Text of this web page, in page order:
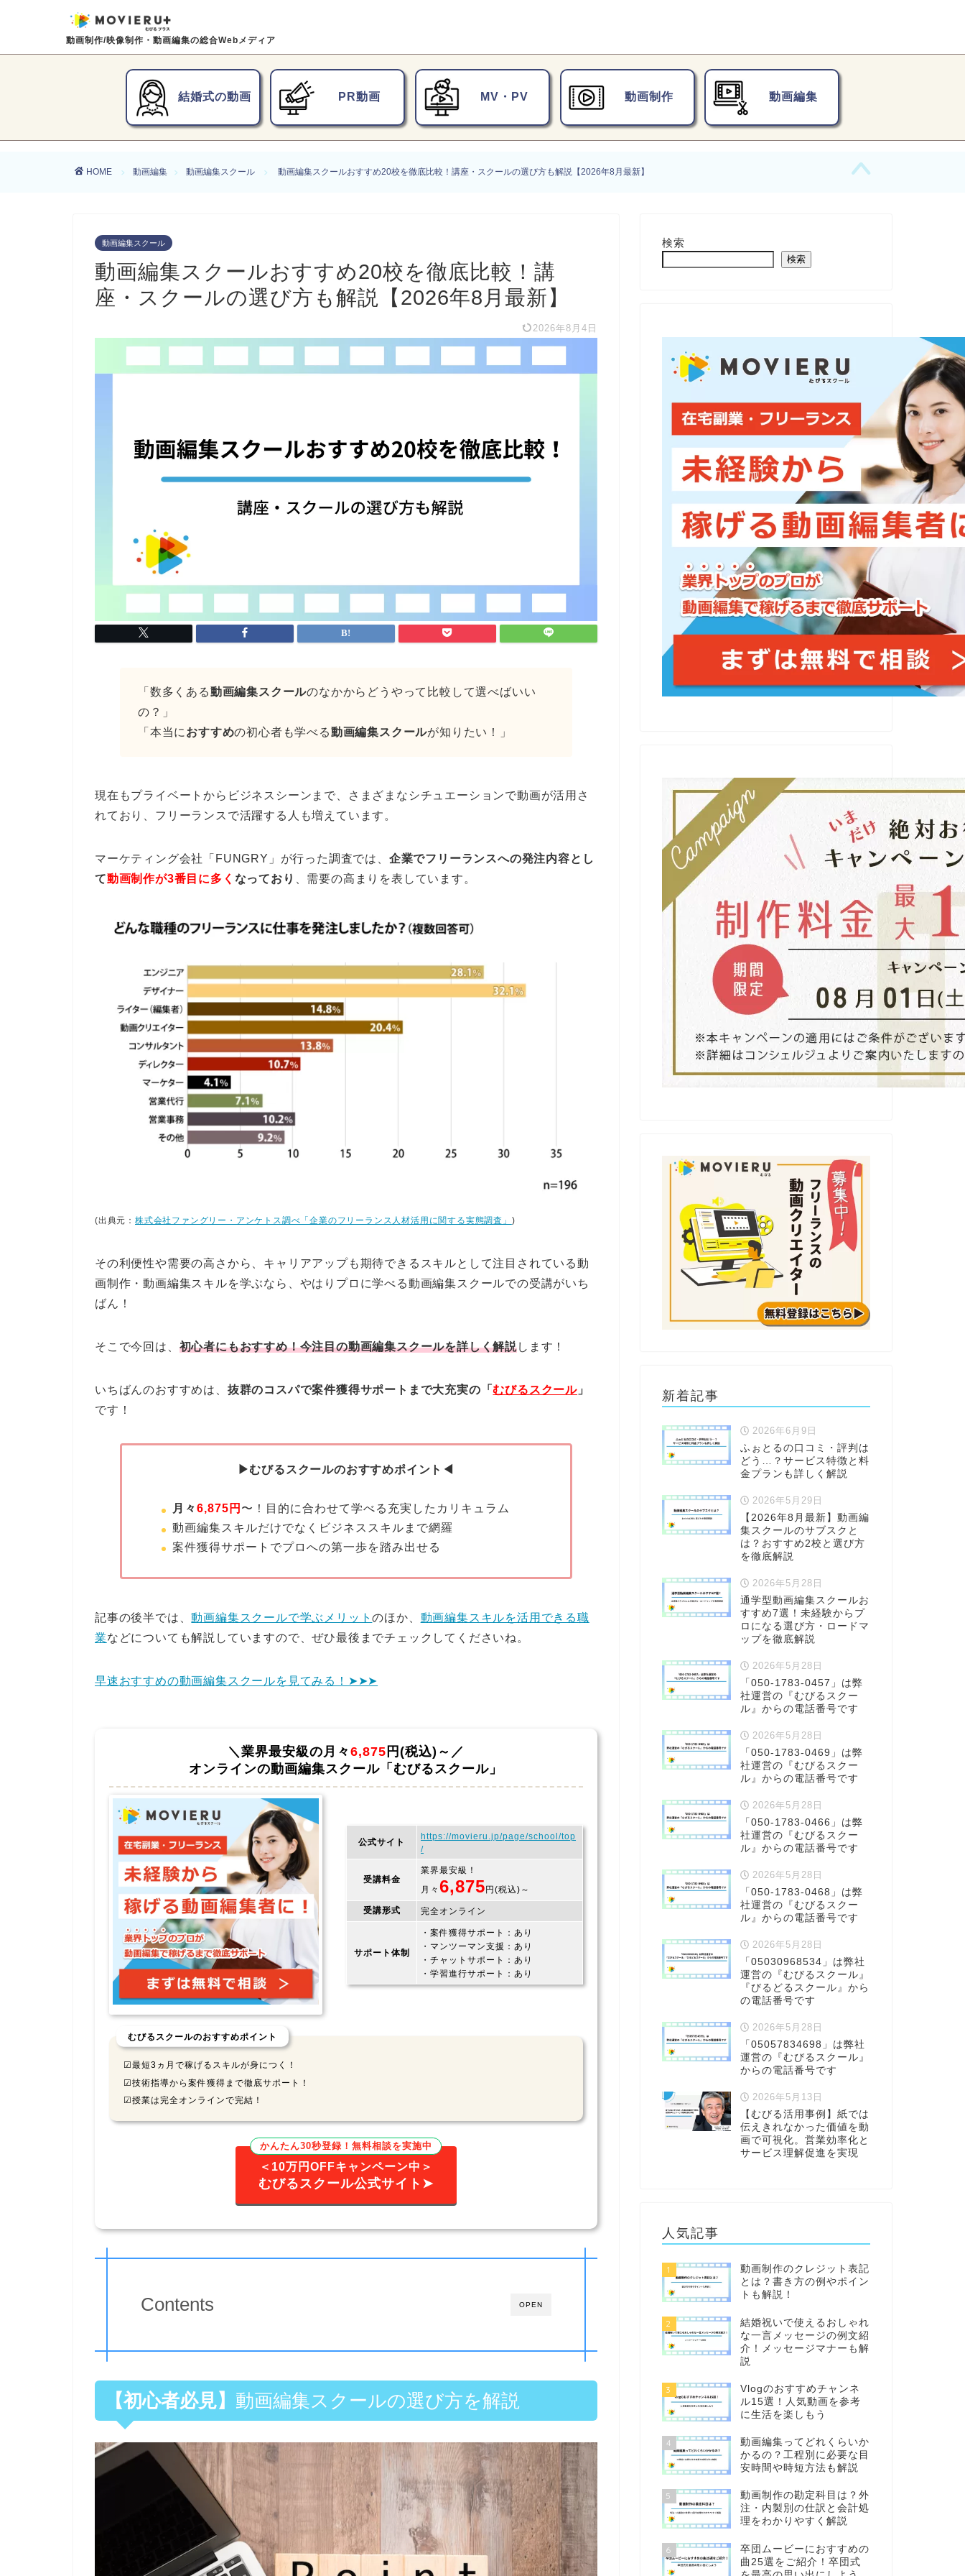
動画制作/映像制作・動画編集の総合Webメディア
結婚式の動画 PR動画 MV・PV 動画制作 動画編集
HOME 動画編集 動画編集スクール 動画編集スクールおすすめ20校を徹底比較！講座・スクールの選び方も解説【2026年8月最新】
動画編集スクール
動画編集スクールおすすめ20校を徹底比較！講
座・スクールの選び方も解説【2026年8月最新】
2026年8月4日
「数多くある動画編集スクールのなかからどうやって比較して選べばいい
の？」
「本当に おすすめの初心者も学べる動画編集スクールが知りたい！」
現在もプライベートからビジネスシーンまで、さまざまなシチュエーションで動画が活用さ
れており、フリーランスで活躍する人も増えています。
マーケティング会社「FUNGRY」が行った調査では、 企業でフリーランスへの発注内容とし
て動画制作が3番目に多く なっており 、需要の高まりを表しています。
(出典元： 株式会社ファングリー・アンケトス調べ「企業のフリーランス人材活用に関する実態調査」 )
その利便性や需要の高さから、キャリアアップも期待できるスキルとして注目されている動
画制作・動画編集スキルを学ぶなら、やはりプロに学べる動画編集スクールでの受講がいち
ばん！
そこで今回は、 初心者にもおすすめ！今注目の動画編集スクールを詳しく解説します！
いちばんのおすすめは、 抜群のコスパで案件獲得サポートまで大充実の「むびるスクール 」
です！
▶むびるスクールのおすすめポイント◀
月々6,875円 〜！目的に合わせて学べる充実したカリキュラム
動画編集スキルだけでなくビジネススキルまで網羅
案件獲得サポートでプロへの第一歩を踏み出せる
記事の後半では、動画編集スクールで学ぶメリットのほか、 動画編集スキルを活用できる職
業などについても解説していますので、ぜひ最後までチェックしてくださいね。
早速おすすめの動画編集スクールを見てみる！➤➤➤
＼業界最安級の月々 6,875 円(税込)～／
オンラインの動画編集スクール「むびるスクール」
公式サイト
https://movieru.jp/page/school/top
/
受講料金
業界最安級！
月々6,875円(税込)～
受講形式 完全オンライン
サポート体制
・案件獲得サポート：あり
・マンツーマン支援：あり
・チャットサポート：あり
・学習進行サポート：あり
むびるスクールのおすすめポイント
☑最短3ヵ月で稼げるスキルが身につく！
☑技術指導から案件獲得まで徹底サポート！
☑授業は完全オンラインで完結！
かんたん30秒登録！無料相談を実施中
＜10万円OFFキャンペーン中＞
むびるスクール公式サイト➤
OPEN
Contents
【初心者必見】 動画編集スクールの選び方を解説
検索
検索
新着記事
2026年6月9日
ふぉとるの口コミ・評判は
どう…？サービス特徴と料
金プランも詳しく解説
2026年5月29日
【2026年8月最新】動画編
集スクールのサブスクと
は？おすすめ2校と選び方
を徹底解説
2026年5月28日
通学型動画編集スクールお
すすめ7選！未経験からプ
ロになる選び方・ロードマ
ップを徹底解説
2026年5月28日
「050-1783-0457」は弊
社運営の『むびるスクー
ル』からの電話番号です
2026年5月28日
「050-1783-0469」は弊
社運営の『むびるスクー
ル』からの電話番号です
2026年5月28日
「050-1783-0466」は弊
社運営の『むびるスクー
ル』からの電話番号です
2026年5月28日
「050-1783-0468」は弊
社運営の『むびるスクー
ル』からの電話番号です
2026年5月28日
「05030968534」は弊社
運営の『むびるスクール』
『びるどるスクール』から
の電話番号です
2026年5月28日
「05057834698」は弊社
運営の『むびるスクール』
からの電話番号です
2026年5月13日
【むびる活用事例】紙では
伝えきれなかった価値を動
画で可視化。営業効率化と
サービス理解促進を実現
人気記事
1
動画制作のクレジット表記
とは？書き方の例やポイン
トも解説！
2
結婚祝いで使えるおしゃれ
な一言メッセージの例文紹
介！メッセージマナーも解
説
3
Vlogのおすすめチャンネ
ル15選！人気動画を参考
に生活を楽しもう
4
動画編集ってどれくらいか
かるの？工程別に必要な目
安時間や時短方法も解説
5
動画制作の勘定科目は？外
注・内製別の仕訳と会計処
理をわかりやすく解説
6
卒団ムービーにおすすめの
曲25選をご紹介！卒団式